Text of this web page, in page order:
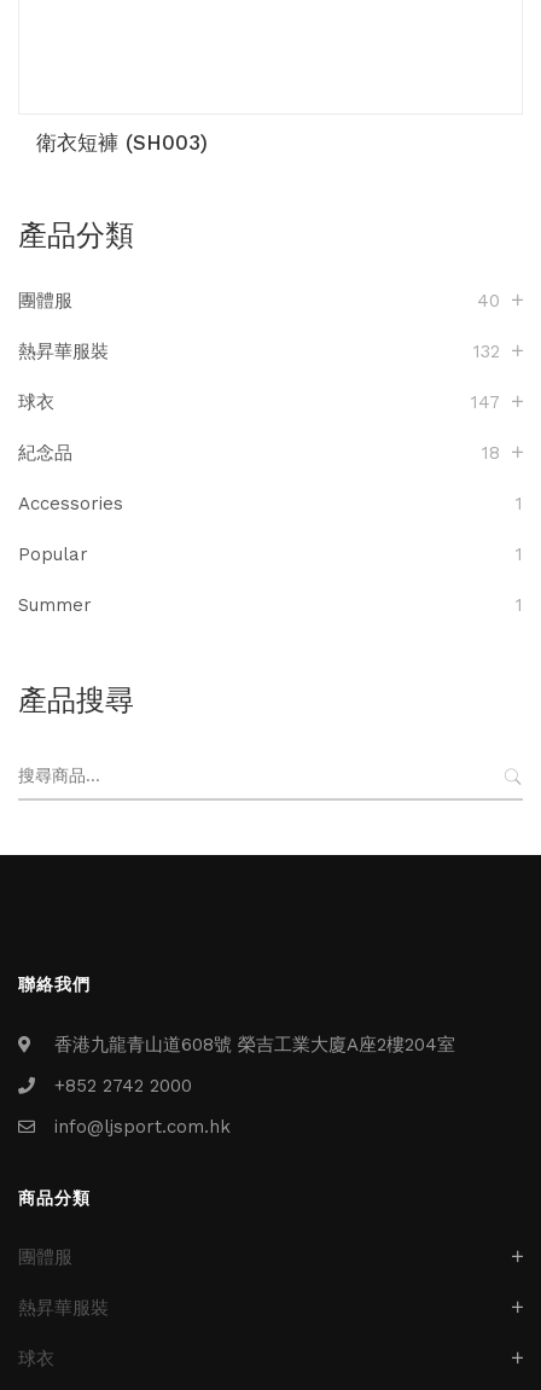
衛衣短褲 (SH003)
產品分類
團體服 40
熱昇華服裝 132
球衣 147
紀念品 18
Accessories 1
Popular 1
Summer 1
產品搜尋
搜
尋
聯絡我們
香港九龍青山道608號 榮吉工業大廈A座2樓204室
+852 2742 2000
info@ljsport.com.hk
商品分類
團體服
熱昇華服裝
球衣